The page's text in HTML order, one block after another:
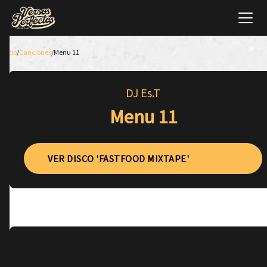
Inicio/Canciones/Menu 11
DJ Es.T
Menu 11
VER DISCO 'FASTFOOD MIXTAPE'